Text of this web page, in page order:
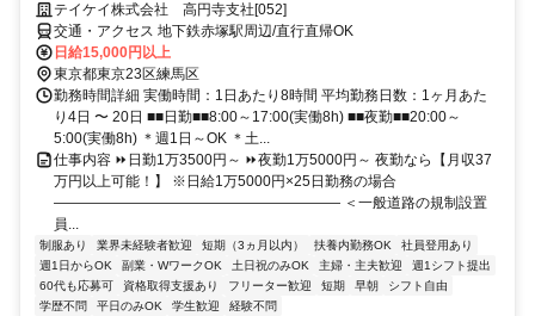
テイケイ株式会社 高円寺支社[052]
交通・アクセス 地下鉄赤塚駅周辺/直行直帰OK
日給15,000円以上
東京都東京23区練馬区
勤務時間詳細 実働時間：1日あたり8時間 平均勤務日数：1ヶ月あた
り4日 〜 20日 ■■日勤■■8:00～17:00(実働8h) ■■夜勤■■20:00～
5:00(実働8h) ＊週1日～OK ＊土...
仕事内容 ⏩日勤1万3500円～ ⏩夜勤1万5000円～ 夜勤なら【月収37
万円以上可能！】 ※日給1万5000円×25日勤務の場合
―――――――――――――――――――― ＜一般道路の規制設置
員...
制服あり 業界未経験者歓迎 短期（3ヵ月以内） 扶養内勤務OK
社員登用あり
週1日からOK
副業・WワークOK 土日祝のみOK 主婦・主夫歓迎
週1シフト提出
60代も応募可
資格取得支援あり フリーター歓迎 短期 早朝
シフト自由
学歴不問
平日のみOK 学生歓迎 経験不問